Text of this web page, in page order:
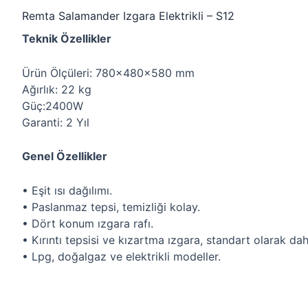
Remta Salamander Izgara Elektrikli – S12
Teknik Özellikler
Ürün Ölçüleri: 780x480x580 mm
Ağırlık: 22 kg
Güç:2400W
Garanti: 2 Yıl
Genel Özellikler
• Eşit ısı dağılımı.
• Paslanmaz tepsi, temizliği kolay.
• Dört konum ızgara rafı.
• Kırıntı tepsisi ve kızartma ızgara, standart olarak
• Lpg, doğalgaz ve elektrikli modeller.